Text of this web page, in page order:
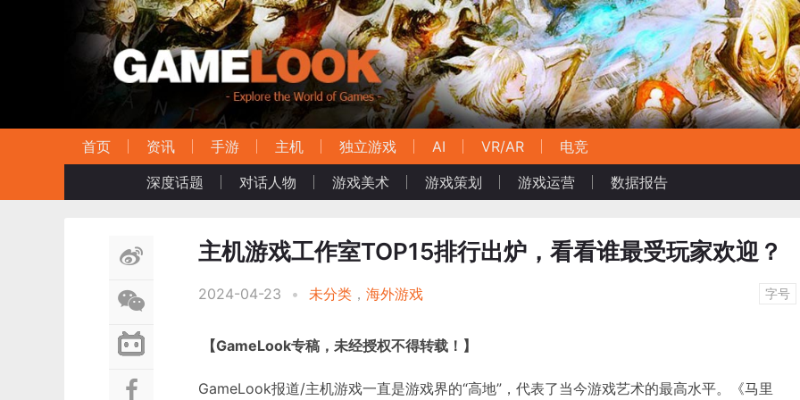
首页 资讯 手游 主机 独立游戏 AI VR/AR
电竞
深度话题
对话人物 游戏美术 游戏策划 游戏运营 数据报告
主机游戏工作室TOP15排行出炉，看看谁最受玩家欢迎？
2024-04-23 • 未分类 ， 海外游戏 字号
【GameLook专稿，未经授权不得转载！】
GameLook报道/主机游戏一直是游戏界的“高地”，代表了当今游戏艺术的最高水平。《马里